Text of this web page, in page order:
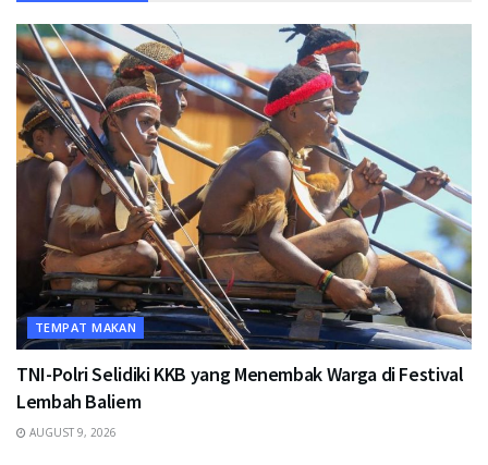
TEMPAT MAKAN
TNI-Polri Selidiki KKB yang Menembak Warga di Festival
Lembah Baliem
AUGUST 9, 2026